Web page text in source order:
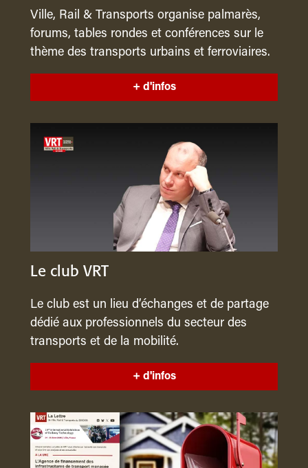
Ville, Rail & Transports organise palmarès,
forums, tables rondes et conférences sur le
thème des transports urbains et ferroviaires.
+ d'infos
Le club VRT
Le club est un lieu d’échanges et de partage
dédié aux professionnels du secteur des
transports et de la mobilité.
+ d'infos